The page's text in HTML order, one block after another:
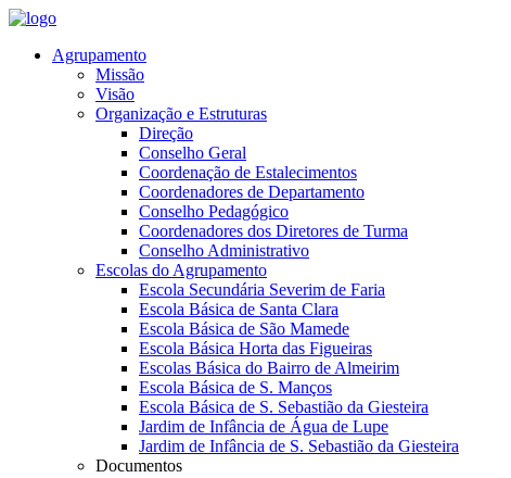
Agrupamento
Missão
Visão
Organização e Estruturas
Direção
Conselho Geral
Coordenação de Estalecimentos
Coordenadores de Departamento
Conselho Pedagógico
Coordenadores dos Diretores de Turma
Conselho Administrativo
Escolas do Agrupamento
Escola Secundária Severim de Faria
Escola Básica de Santa Clara
Escola Básica de São Mamede
Escola Básica Horta das Figueiras
Escolas Básica do Bairro de Almeirim
Escola Básica de S. Manços
Escola Básica de S. Sebastião da Giesteira
Jardim de Infância de Água de Lupe
Jardim de Infância de S. Sebastião da Giesteira
Documentos